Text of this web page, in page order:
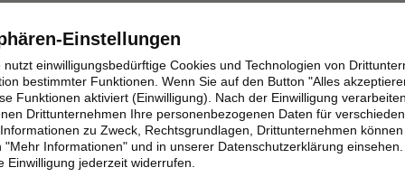
Queen Elizabeth der Reederei Cunard Line. Sie bietet mit
Anblick. Queen Elizabeth ist eine einzigartige
an auf den kunstvoll gestalteten Decks wohlfühlen.
Stil, die Verwendung edelster Materialen sowie
Liner erinnern. Und natürlich dürfen auch auf der neuen
nicht fehlen.
der Reederei. Dies ist keine offizielle Klassifizierung und dient lediglich als
Einstellungen
nutzt einwilligungsbedürftige Cookies und Technologien von
bestimmter Funktionen. Wenn Sie auf den Button "Alles
Funktionen aktiviert (Einwilligung). Nach der Einwilligung
Drittunternehmen Ihre personenbezogenen Daten für
zu Zweck, Rechtsgrundlagen, Drittunternehmen können
"Mehr Informationen" und in unserer Datenschutzerklärung
Einwilligung jederzeit widerrufen.